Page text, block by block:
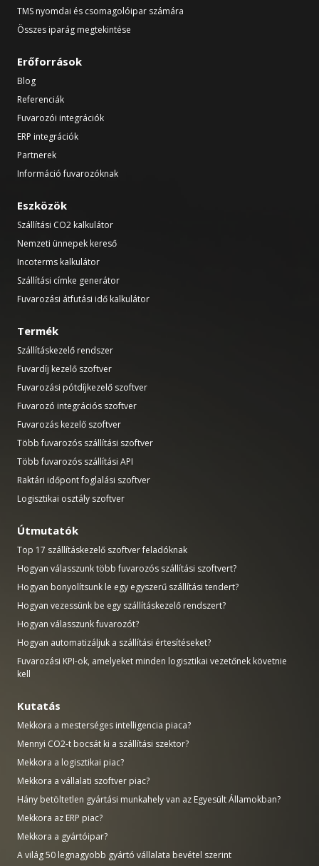
TMS nyomdai és csomagolóipar számára
Összes iparág megtekintése
Erőforrások
Blog
Referenciák
Fuvarozói integrációk
ERP integrációk
Partnerek
Információ fuvarozóknak
Eszközök
Szállítási CO2 kalkulátor
Nemzeti ünnepek kereső
Incoterms kalkulátor
Szállítási címke generátor
Fuvarozási átfutási idő kalkulátor
Termék
Szállításkezelő rendszer
Fuvardíj kezelő szoftver
Fuvarozási pótdíjkezelő szoftver
Fuvarozó integrációs szoftver
Fuvarozás kezelő szoftver
Több fuvarozós szállítási szoftver
Több fuvarozós szállítási API
Raktári időpont foglalási szoftver
Logisztikai osztály szoftver
Útmutatók
Top 17 szállításkezelő szoftver feladóknak
Hogyan válasszunk több fuvarozós szállítási szoftvert?
Hogyan bonyolítsunk le egy egyszerű szállítási tendert?
Hogyan vezessünk be egy szállításkezelő rendszert?
Hogyan válasszunk fuvarozót?
Hogyan automatizáljuk a szállítási értesítéseket?
Fuvarozási KPI-ok, amelyeket minden logisztikai vezetőnek követnie
kell
Kutatás
Mekkora a mesterséges intelligencia piaca?
Mennyi CO2-t bocsát ki a szállítási szektor?
Mekkora a logisztikai piac?
Mekkora a vállalati szoftver piac?
Hány betöltetlen gyártási munkahely van az Egyesült Államokban?
Mekkora az ERP piac?
Mekkora a gyártóipar?
A világ 50 legnagyobb gyártó vállalata bevétel szerint